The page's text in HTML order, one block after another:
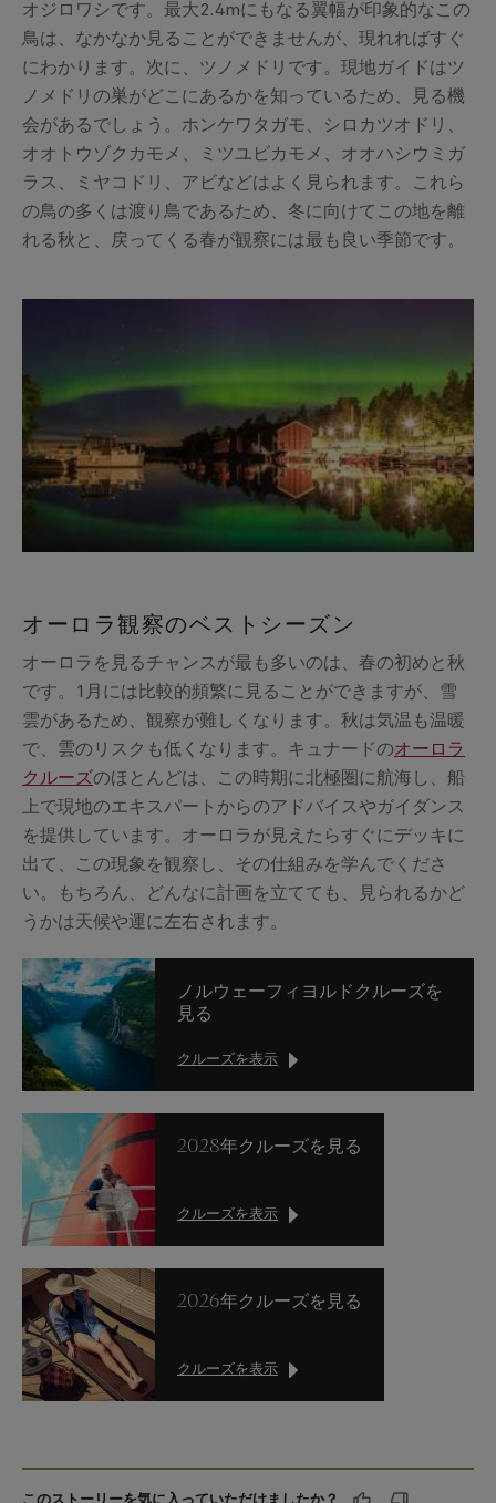
オジロワシです。最大2.4mにもなる翼幅が印象的なこの
鳥は、なかなか見ることができませんが、現れればすぐ
にわかります。次に、ツノメドリです。現地ガイドはツ
ノメドリの巣がどこにあるかを知っているため、見る機
会があるでしょう。ホンケワタガモ、シロカツオドリ、
オオトウゾクカモメ、ミツユビカモメ、オオハシウミガ
ラス、ミヤコドリ、アビなどはよく見られます。これら
の鳥の多くは渡り鳥であるため、冬に向けてこの地を離
れる秋と、戻ってくる春が観察には最も良い季節です。
オーロラ観察のベストシーズン
オーロラを見るチャンスが最も多いのは、春の初めと秋
です。1月には比較的頻繁に見ることができますが、雪
雲があるため、観察が難しくなります。秋は気温も温暖
で、雲のリスクも低くなります。キュナードのオーロラ
クルーズのほとんどは、この時期に北極圏に航海し、船
上で現地のエキスパートからのアドバイスやガイダンス
を提供しています。オーロラが見えたらすぐにデッキに
出て、この現象を観察し、その仕組みを学んでくださ
い。もちろん、どんなに計画を立てても、見られるかど
うかは天候や運に左右されます。
ノルウェーフィヨルドクルーズを
見る
クルーズを表示
2028年クルーズを見る
クルーズを表示
2026年クルーズを見る
クルーズを表示
このストーリーを気に入っていただけましたか？